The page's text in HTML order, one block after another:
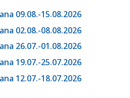
09.08.-15.08.2026
02.08.-08.08.2026
26.07.-01.08.2026
19.07.-25.07.2026
12.07.-18.07.2026